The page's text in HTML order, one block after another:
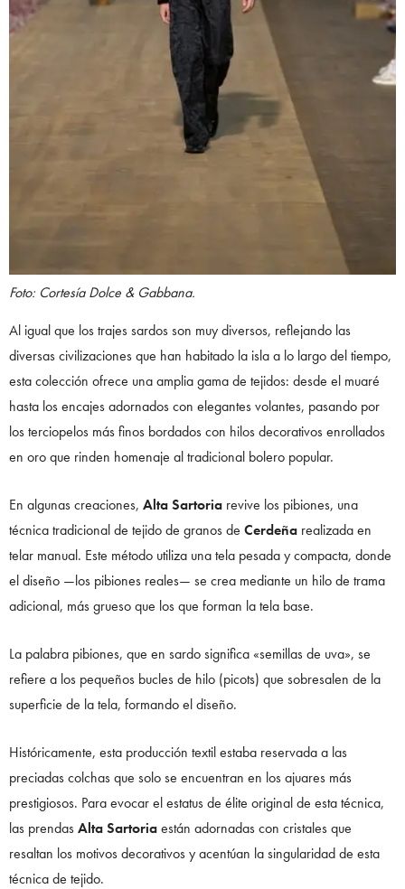
Foto: Cortesía Dolce & Gabbana.
Al igual que los trajes sardos son muy diversos, reflejando las
diversas civilizaciones que han habitado la isla a lo largo del tiempo,
esta colección ofrece una amplia gama de tejidos: desde el muaré
hasta los encajes adornados con elegantes volantes, pasando por
los terciopelos más finos bordados con hilos decorativos enrollados
en oro que rinden homenaje al tradicional bolero popular.
En algunas creaciones, Alta Sartoria revive los pibiones, una
técnica tradicional de tejido de granos de Cerdeña realizada en
telar manual. Este método utiliza una tela pesada y compacta, donde
el diseño —los pibiones reales— se crea mediante un hilo de trama
adicional, más grueso que los que forman la tela base.
La palabra pibiones, que en sardo significa «semillas de uva», se
refiere a los pequeños bucles de hilo (picots) que sobresalen de la
superficie de la tela, formando el diseño.
Históricamente, esta producción textil estaba reservada a las
preciadas colchas que solo se encuentran en los ajuares más
prestigiosos. Para evocar el estatus de élite original de esta técnica,
las prendasAlta Sartoriaestán adornadas con cristales que
resaltan los motivos decorativos y acentúan la singularidad de esta
técnica de tejido.